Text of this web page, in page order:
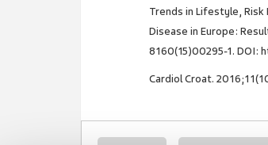
Trends in Lifestyle,
Disease in Europe:
8160(15)00295-1. DOI:
Cardiol Croat.